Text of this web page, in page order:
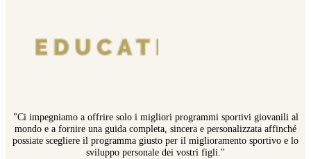
"Ci impegniamo a offrire solo i migliori programmi sportivi giovanili al
mondo e a fornire una guida completa, sincera e personalizzata affinché
possiate scegliere il programma giusto per il miglioramento sportivo e lo
sviluppo personale dei vostri figli."